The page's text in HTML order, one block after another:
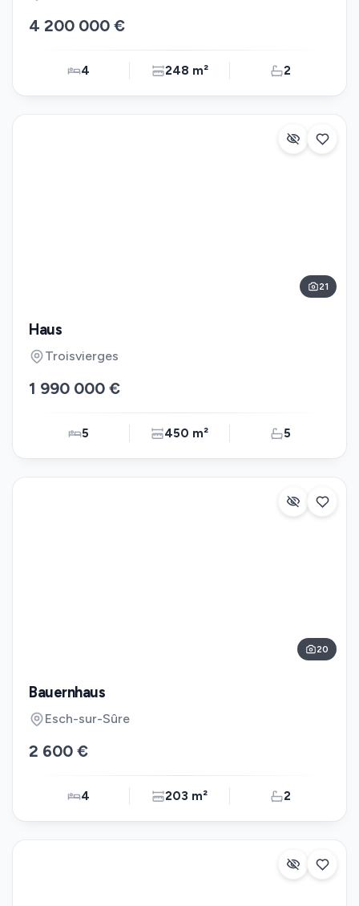
4 200 000 €
4 248 m² 2
21
Haus
Troisvierges
1 990 000 €
5 450 m² 5
20
Bauernhaus
Esch-sur-Sûre
2 600 €
4 203 m² 2